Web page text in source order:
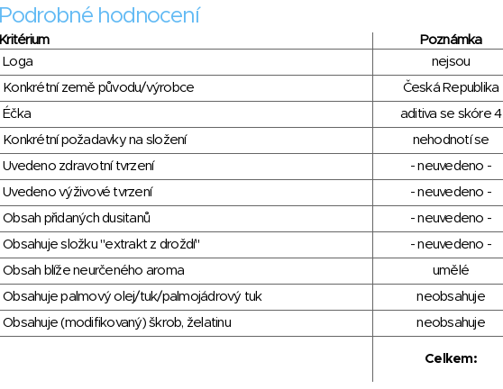
Podrobné hodnocení
Kritérium Poznámka
Loga
nejsou
Konkrétní země původu/výrobce
Česká Republika
Éčka
aditiva se skóre 4
Konkrétní požadavky na složení
nehodnotí se
Uvedeno zdravotní tvrzení
- neuvedeno -
Uvedeno výživové tvrzení
- neuvedeno -
Obsah přidaných dusitanů
- neuvedeno -
Obsahuje složku "extrakt z droždí"
- neuvedeno -
Obsah blíže neurčeného aroma
umělé
Obsahuje palmový olej/tuk/palmojádrový tuk
neobsahuje
Obsahuje (modifikovaný) škrob, želatinu
neobsahuje
Celkem: